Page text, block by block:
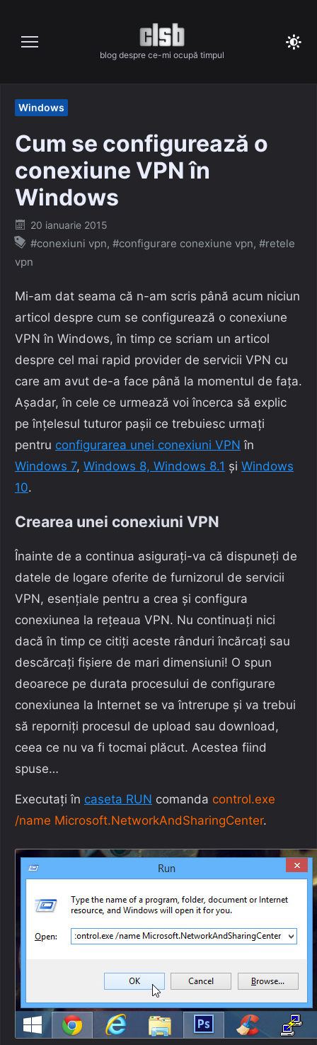
content
blog despre ce-mi ocupă timpul
Windows
Cum se configurează o
conexiune VPN în
Windows
Posted
on
20 ianuarie 2015
#conexiuni vpn, #configurare conexiune vpn, #retele
vpn
Mi-am dat seama că n-am scris până acum niciun
articol despre cum se configurează o conexiune
VPN în Windows, în timp ce scriam un articol
despre cel mai rapid provider de servicii VPN cu
care am avut de-a face până la momentul de fața.
Așadar, în cele ce urmează voi încerca să explic
pe înțelesul tuturor pașii ce trebuiesc urmați
pentru configurarea unei conexiuni VPN în
Windows 7, Windows 8, Windows 8.1 și Windows
10.
Crearea unei conexiuni VPN
Înainte de a continua asigurați-va că dispuneți de
datele de logare oferite de furnizorul de servicii
VPN, esențiale pentru a crea și configura
conexiunea la rețeaua VPN. Nu continuați nici
dacă în timp ce citiți aceste rânduri încărcați sau
descărcați fișiere de mari dimensiuni! O spun
deoarece pe durata procesului de configurare
conexiunea la Internet se va întrerupe și va trebui
să reporniți procesul de upload sau download,
ceea ce nu va fi tocmai plăcut. Acestea fiind
spuse…
Executați în caseta RUN comanda control.exe
/name Microsoft.NetworkAndSharingCenter.